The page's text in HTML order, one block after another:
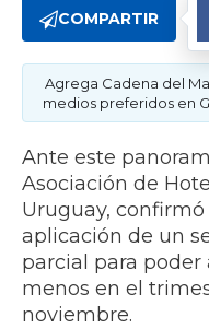
COMPARTIR
Agrega Cadena del
medios preferidos en
Ante este
Asociación de
Uruguay,
aplicación de un
parcial para poder
menos en el
noviembre.